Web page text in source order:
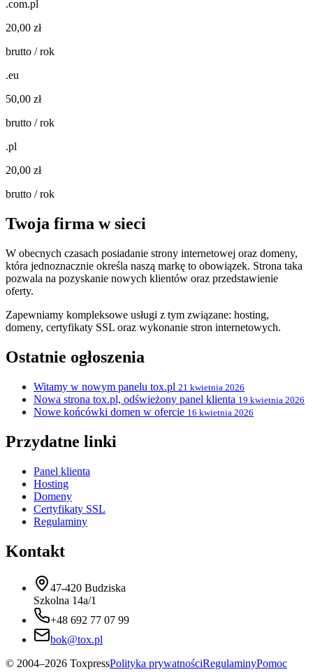
.com.pl
20,00 zł
brutto / rok
.eu
50,00 zł
brutto / rok
.pl
20,00 zł
brutto / rok
Twoja firma w sieci
W obecnych czasach posiadanie strony internetowej oraz domeny,
która jednoznacznie określa naszą markę to obowiązek. Strona taka
pozwala na pozyskanie nowych klientów oraz przedstawienie
oferty.
Zapewniamy kompleksowe usługi z tym związane: hosting,
domeny, certyfikaty SSL oraz wykonanie stron internetowych.
Ostatnie ogłoszenia
Witamy w nowym panelu tox.pl 21 kwietnia 2026
Nowa strona tox.pl, odświeżony panel klienta 19 kwietnia 2026
Nowe końcówki domen w ofercie 16 kwietnia 2026
Przydatne linki
Panel klienta
Hosting
Domeny
Certyfikaty SSL
Regulaminy
Kontakt
47-420 Budziska
Szkolna 14a/1
+48 692 77 07 99
bok@tox.pl
© 2004–2026 ToxpressPolityka prywatnościRegulaminyPomoc